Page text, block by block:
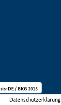
Datenschutzerklärung
DE / BKG 2015